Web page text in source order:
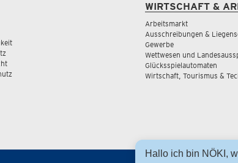
WIRTSCHAFT &
Arbeitsmarkt
Ausschreibungen &
Gewerbe
Wettwesen und
Glücksspielautomaten
Wirtschaft, Tourismus &
Hallo ich bin NÖKI,